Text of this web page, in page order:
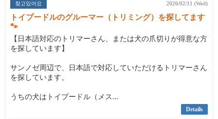
찾고있어요 2026/02/11 (Wed)
トイプードルのグルーマー（トリミング）を探してます
🐾
【日本語対応のトリマーさん、または犬の爪切りが得意な方
を探しています】
サンノゼ周辺で、日本語で対応していただけるトリマーさん
を探しています。
うちの犬はトイプードル（メス...
Details